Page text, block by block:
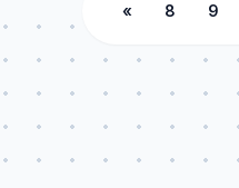
« 8 9